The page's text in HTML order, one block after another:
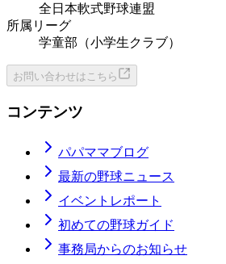
全日本軟式野球連盟
所属リーグ
学童部（小学生クラブ）
お問い合わせはこちら
コンテンツ
パパママブログ
最新の野球ニュース
イベントレポート
初めての野球ガイド
事務局からのお知らせ